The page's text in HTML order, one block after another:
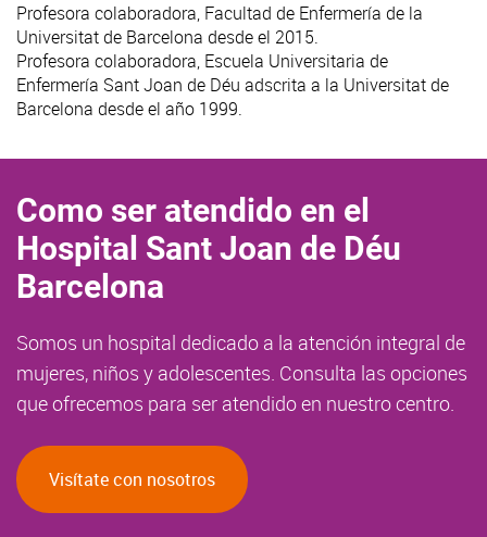
Profesora colaboradora, Facultad de Enfermería de la
Universitat de Barcelona desde el 2015.
Profesora colaboradora, Escuela Universitaria de
Enfermería Sant Joan de Déu adscrita a la Universitat de
Barcelona desde el año 1999.
Como ser atendido en el
Hospital Sant Joan de Déu
Barcelona
Somos un hospital dedicado a la atención integral de
mujeres, niños y adolescentes. Consulta las opciones
que ofrecemos para ser atendido en nuestro centro.
Visítate con nosotros